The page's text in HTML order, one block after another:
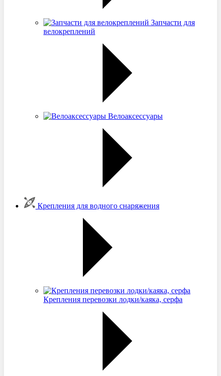
Запчасти для
велокреплений
Велоаксессуары
Крепления для водного снаряжения
Крепления перевозки лодки/каяка, серфа